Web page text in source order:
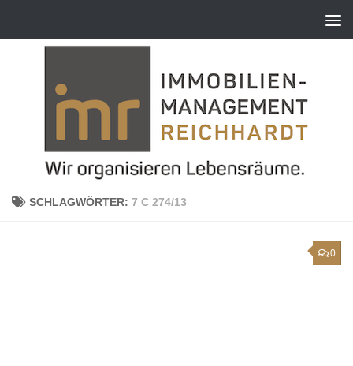
SCHLAGWÖRTER: 7 C 274/13
0